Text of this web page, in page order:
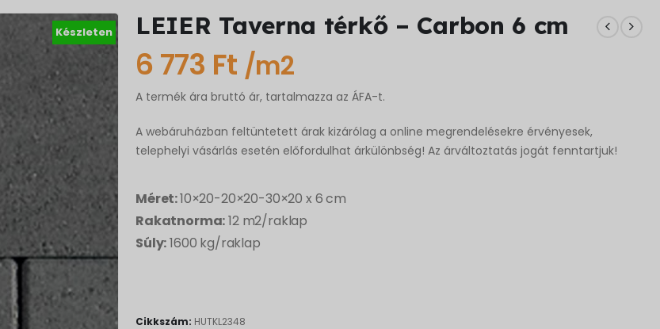
Készleten LEIER Taverna térkő – Carbon 6 cm
6 773 Ft /m2
A termék ára bruttó ár, tartalmazza az ÁFA-t.
A webáruházban feltüntetett árak kizárólag a online megrendelésekre érvényesek,
telephelyi vásárlás esetén előfordulhat árkülönbség! Az árváltoztatás jogát fenntartjuk!
Méret:10×20-20×20-30×20 x 6 cm
Rakatnorma:12 m2/raklap
Súly:1600 kg/raklap
Cikkszám: HUTKL2348